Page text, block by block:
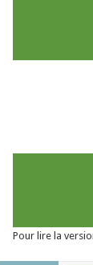
Pour lire la